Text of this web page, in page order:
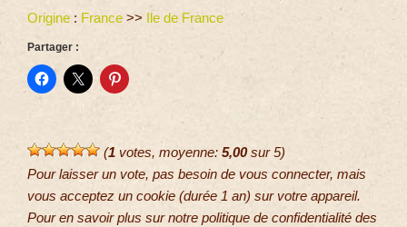
Origine : France >> Ile de France
Partager :
(1 votes, moyenne: 5,00sur 5)
Pour laisser un vote, pas besoin de vous connecter, mais
vous acceptez un cookie (durée 1 an) sur votre appareil.
Pour en savoir plus sur notre politique de confidentialité des